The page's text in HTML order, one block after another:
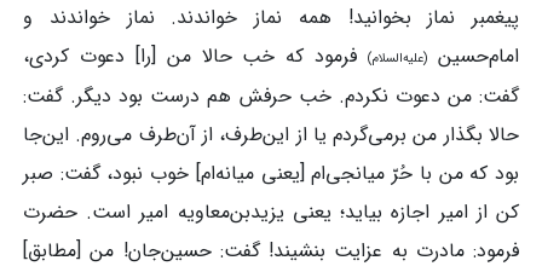
پیغمبر نماز بخوانید! همه نماز خواندند. نماز خواندند و
امام‌حسین (علیه‌السلام)فرمود که خب حالا من [را] دعوت کردی،
گفت: من دعوت نکردم. خب حرفش هم درست بود دیگر. گفت:
حالا بگذار من برمی‌گردم یا از این‌طرف، از آن‌طرف می‌روم. این‌جا
بود که من با حُرّ میانجی‌ام [یعنی میانه‌ام] خوب نبود، گفت: صبر
کن از امیر اجازه بیاید؛ یعنی یزیدبن‌معاویه امیر است. حضرت
فرمود: مادرت به عزایت بنشیند! گفت: حسین‌جان! من [مطابق]